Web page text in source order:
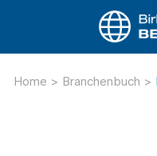
Home > Branchenbuch >